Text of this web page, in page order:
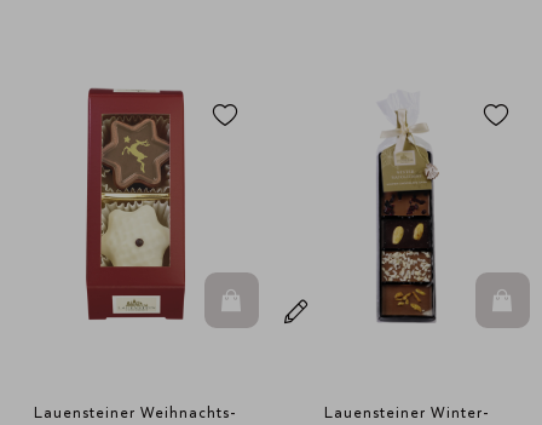
In den Warenkorb
Lauensteiner Weihnachts-
In
Lauensteiner Winter-